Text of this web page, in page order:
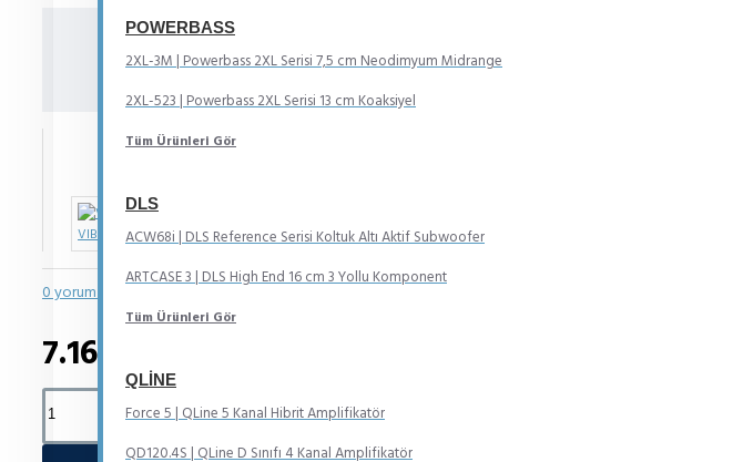
POWERBASS
2XL-3M | Powerbass 2XL Serisi 7,5 cm Neodimyum Midrange
2XL-523 | Powerbass 2XL Serisi 13 cm Koaksiyel
Tüm Ürünleri Gör
DLS
ACW68i | DLS Reference Serisi Koltuk Altı Aktif Subwoofer
ARTCASE 3 | DLS High End 16 cm 3 Yollu Komponent
Tüm Ürünleri Gör
QLINE
Force 5 | QLine 5 Kanal Hibrit Amplifikatör
QD120.4S | QLine D Sınıfı 4 Kanal Amplifikatör
Tweeter
IN STOCK
VIBE
0 yorum yapılmış.
7.163TL